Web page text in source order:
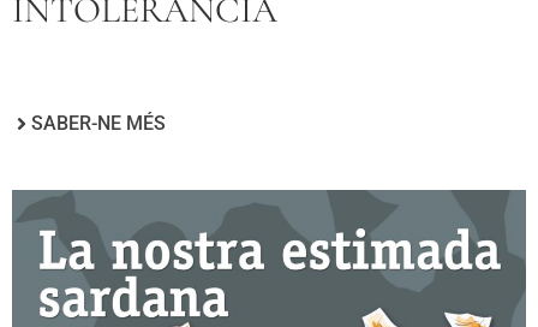
INTOLERANCIA
SABER-NE MÉS